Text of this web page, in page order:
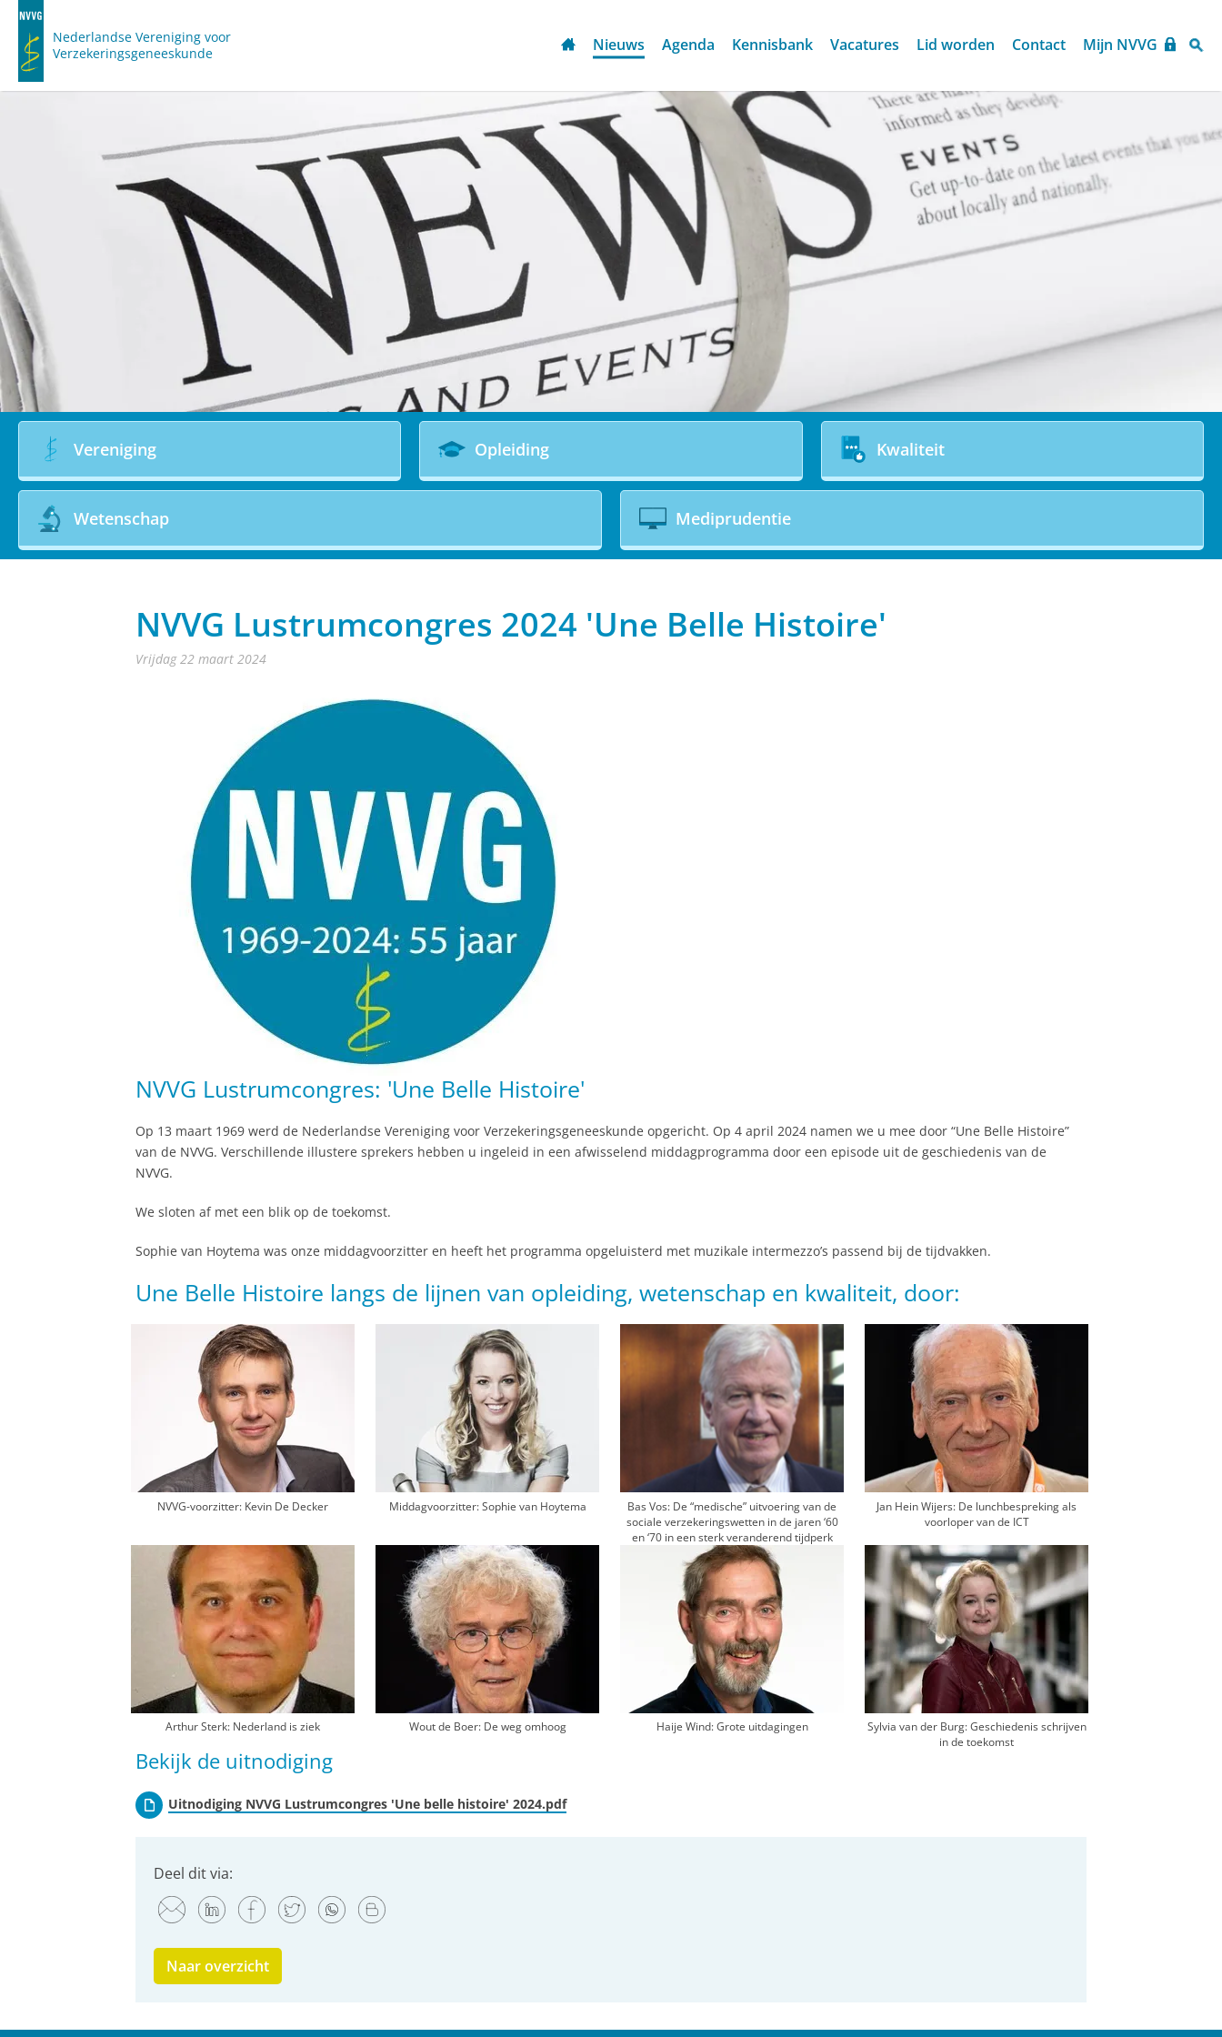
Nederlandse Vereniging voor
Verzekeringsgeneeskunde
Nieuws Agenda Kennisbank Vacatures Lid worden Contact Mijn NVVG
Vereniging Opleiding Kwaliteit
Wetenschap Mediprudentie
NVVG Lustrumcongres 2024 'Une Belle Histoire'
vrijdag 22 maart 2024
NVVG Lustrumcongres: 'Une Belle Histoire'
Op 13 maart 1969 werd de Nederlandse Vereniging voor Verzekeringsgeneeskunde opgericht. Op 4 april 2024 namen we u mee door “Une Belle Histoire”
van de NVVG. Verschillende illustere sprekers hebben u ingeleid in een afwisselend middagprogramma door een episode uit de geschiedenis van de
NVVG.
We sloten af met een blik op de toekomst.
Sophie van Hoytema was onze middagvoorzitter en heeft het programma opgeluisterd met muzikale intermezzo’s passend bij de tijdvakken.
Une Belle Histoire langs de lijnen van opleiding, wetenschap en kwaliteit, door:
NVVG-voorzitter: Kevin De Decker Middagvoorzitter: Sophie van Hoytema
Bas Vos: De “medische” uitvoering van de
sociale verzekeringswetten in de jaren ‘60
en ‘70 in een sterk veranderend tijdperk
Jan Hein Wijers: De lunchbespreking als
voorloper van de ICT
Arthur Sterk: Nederland is ziek Wout de Boer: De weg omhoog Haije Wind: Grote uitdagingen
Sylvia van der Burg: Geschiedenis schrijven
in de toekomst
Bekijk de uitnodiging
Uitnodiging NVVG Lustrumcongres 'Une belle histoire' 2024.pdf
Deel dit via:
Naar overzicht